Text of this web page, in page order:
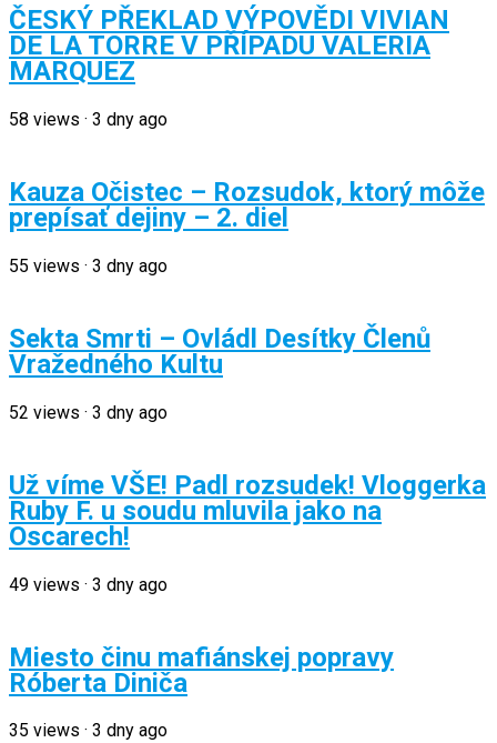
ČESKÝ PŘEKLAD VÝPOVĚDI VIVIAN
DE LA TORRE V PŘÍPADU VALERIA
MARQUEZ
58 views · 3 dny ago
Kauza Očistec – Rozsudok, ktorý môže
prepísať dejiny – 2. diel
55 views · 3 dny ago
Sekta Smrti – Ovládl Desítky Členů
Vražedného Kultu
52 views · 3 dny ago
Už víme VŠE! Padl rozsudek! Vloggerka
Ruby F. u soudu mluvila jako na
Oscarech!
49 views · 3 dny ago
Miesto činu mafiánskej popravy
Róberta Diniča
35 views · 3 dny ago